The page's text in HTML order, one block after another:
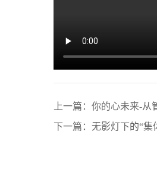
上一篇：你的心未来-从
下一篇：无影灯下的“